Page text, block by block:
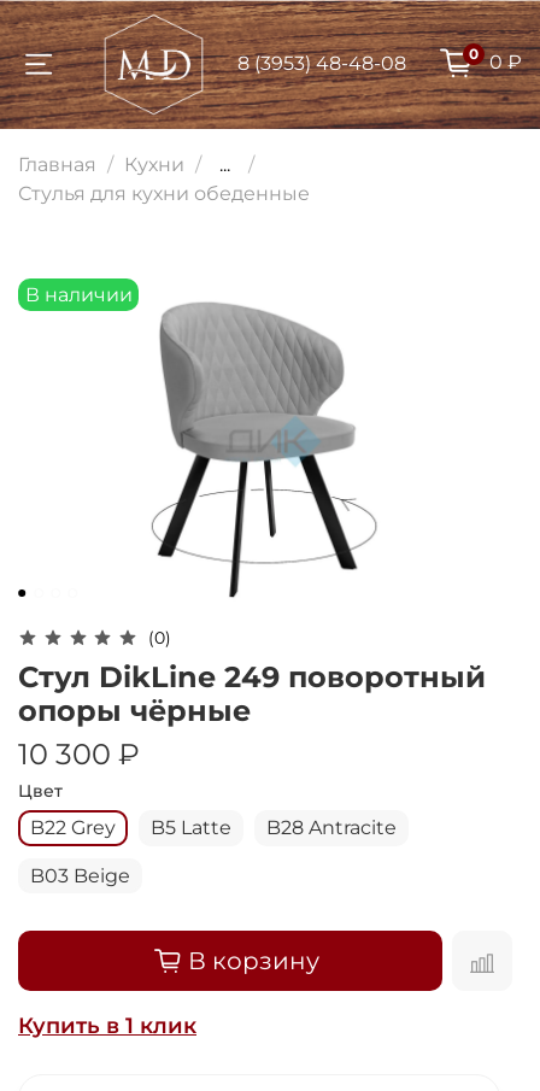
8 (3953) 48-48-08 0 0 ₽
Главная Кухни
...
Стулья для кухни обеденные
В наличии
(0)
Стул DikLine 249 поворотный
опоры чёрные
10 300 ₽
Цвет
B22 Grey B5 Latte B28 Antracite
B03 Beige
В корзину
Купить в 1 клик
Для клиентов всех банков
Разбейте
Добавляйте товары
Оплачивайте сегодня только25
Получайте товар
выбранный способом
по25 %каждые 2 недели
Подробнее
об оплате Плайтом